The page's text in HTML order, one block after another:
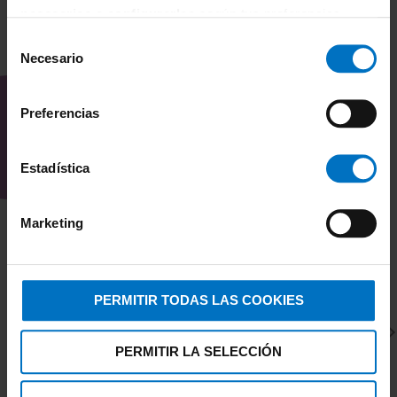
Necesario
Preferencias
Estadística
Marketing
PERMITIR TODAS LAS COOKIES
PERMITIR LA SELECCIÓN
TAMBIÉN TE PUEDE